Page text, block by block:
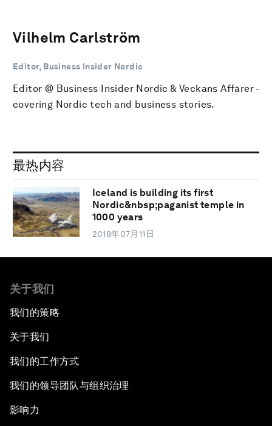
Vilhelm Carlström
Editor, Business Insider Nordic
Editor @ Business Insider Nordic & Veckans Affärer -
covering Nordic tech and business stories.
最热内容
Iceland is building its first
Nordic&nbsp;paganist temple in
1000 years
2018年07月11日
关于我们
我们的策略
关于我们
我们的工作方式
我们的领导团队与组织治理
影响力